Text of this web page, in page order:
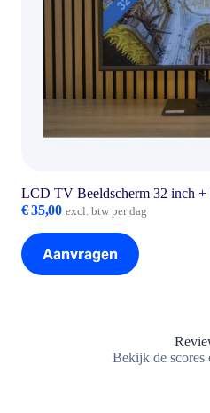
LCD TV Beeldscherm 32 inch +
€35,00 excl. btw per dag
Aanvragen
Bekijk de scores